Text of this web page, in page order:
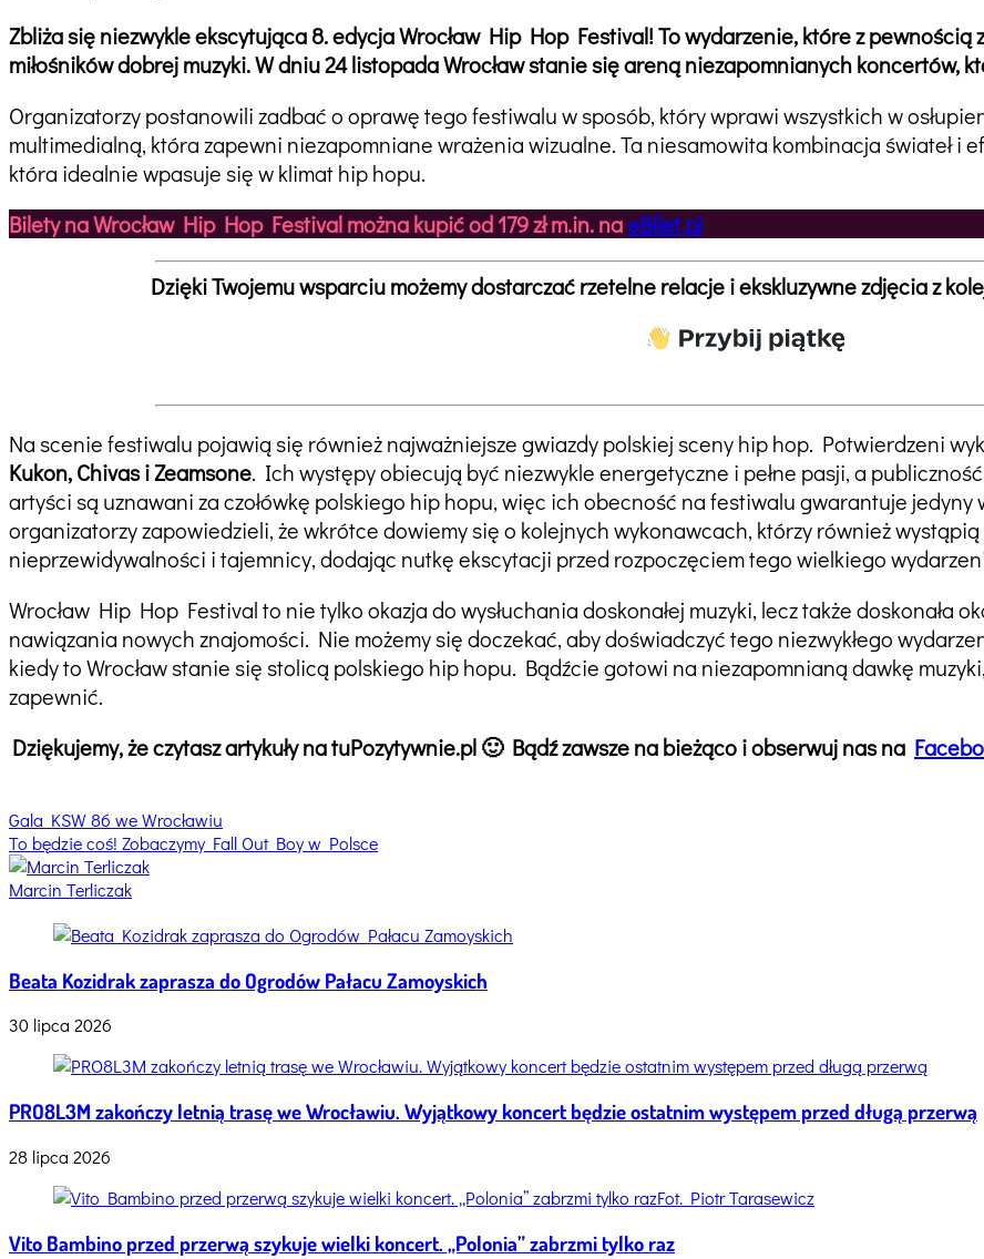
Zbliża się niezwykle ekscytująca 8. edycja Wrocław Hip Hop Festival! To wydarzenie, które z
miłośników dobrej muzyki. W dniu 24 listopada Wrocław stanie się areną niezapomnianych koncertów,
Organizatorzy postanowili zadbać o oprawę tego festiwalu w sposób, który wprawi wszystkich w
multimedialną, która zapewni niezapomniane wrażenia wizualne. Ta niesamowita kombinacja świateł i
która idealnie wpasuje się w klimat hip hopu.
Bilety na Wrocław Hip Hop Festival można kupić od 179 zł m.in. naeBilet.pl
Dzięki Twojemu wsparciu możemy dostarczać rzetelne relacje i ekskluzywne zdjęcia z
Na scenie festiwalu pojawią się również najważniejsze gwiazdy polskiej sceny hip hop. Potwierdzeni
Kukon, Chivas i Zeamsone. Ich występy obiecują być niezwykle energetyczne i pełne pasji, a
artyści są uznawani za czołówkę polskiego hip hopu, więc ich obecność na festiwalu gwarantuje jedyny
organizatorzy zapowiedzieli, że wkrótce dowiemy się o kolejnych wykonawcach, którzy również
nieprzewidywalności i tajemnicy, dodając nutkę ekscytacji przed rozpoczęciem tego wielkiego
Wrocław Hip Hop Festival to nie tylko okazja do wysłuchania doskonałej muzyki, lecz także doskonała
nawiązania nowych znajomości. Nie możemy się doczekać, aby doświadczyć tego niezwykłego
kiedy to Wrocław stanie się stolicą polskiego hip hopu. Bądźcie gotowi na niezapomnianą dawkę
zapewnić.
Dziękujemy, że czytasz artykuły na tuPozytywnie.pl 🙂 Bądź zawsze na bieżąco i obserwuj nas na
Tagged
chivas
wrocław,
hala
Festival
Hip
Stulecia,
oki
wrocław
żabson
wrocław,
wrocław
Nawigacja
wpisu
Gala KSW 86 we Wrocławiu
To będzie coś! Zobaczymy Fall Out Boy w Polsce
Marcin Terliczak
Beata Kozidrak zaprasza do Ogrodów Pałacu Zamoyskich
30 lipca 2026
PRO8L3M zakończy letnią trasę we Wrocławiu. Wyjątkowy koncert będzie ostatnim występem przed długą przerwą
28 lipca 2026
Fot. Piotr Tarasewicz
Vito Bambino przed przerwą szykuje wielki koncert. „Polonia” zabrzmi tylko raz